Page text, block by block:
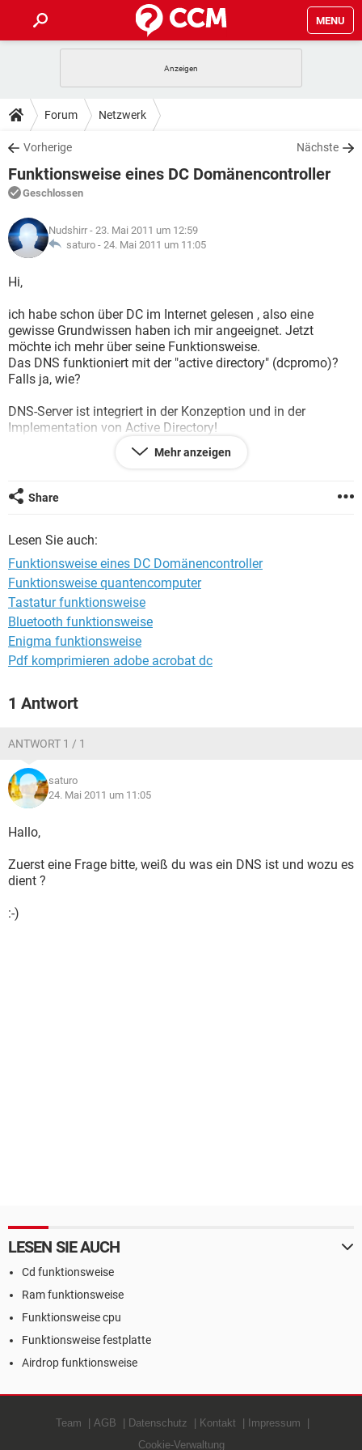
MENU
ANDROID
WINDOWS 10
WHATSAPP TIKTOK
FACEBOOK
TIPPS & TRICKS
SPIELE
WINDOWS 10
WHATSAPP
FACEBOOK HARDWARE
DOWNLOADS
SPIELE STREAMING
ANDROID
WINDOWS 10 INSTAGRAM
WHATSAPP
FACEBOOK
FORUM
SPIELE
ANDROID IOS
FACEBOOK HARDWARE
LEXIKON
SPIELE
ANDROID
WINDOWS 10 INSTAGRAM
WHATSAPP TIKTOK
FACEBOOK HARDWARE
Forum Netzwerk
Vorherige Nächste
Funktionsweise eines DC Domänencontroller
Geschlossen
Nudshirr - 23. Mai 2011 um 12:59
saturo - 24. Mai 2011 um 11:05
Hi,
ich habe schon über DC im Internet gelesen , also eine
gewisse Grundwissen haben ich mir angeeignet. Jetzt
möchte ich mehr über seine Funktionsweise.
Das DNS funktioniert mit der "active directory" (dcpromo)?
Falls ja, wie?
DNS-Server ist integriert in der Konzeption und in der
Implementation von Active Directory!
Was bedeutet das? Wie kommunizieren sie mit einander?
Ich bitte Ihnen um einfache Erklärungen über die
Danke für Ihre Hilfe !!!
Mehr anzeigen
Share
Lesen Sie auch:
Funktionsweise eines DC Domänencontroller
Funktionsweise quantencomputer
Tastatur funktionsweise
Bluetooth funktionsweise
Enigma funktionsweise
Pdf komprimieren adobe acrobat dc
1 Antwort
ANTWORT 1 / 1
saturo
24. Mai 2011 um 11:05
Hallo,
Zuerst eine Frage bitte, weiß du was ein DNS ist und wozu es
dient ?
:-)
LESEN SIE AUCH
Cd funktionsweise
Ram funktionsweise
Funktionsweise cpu
Funktionsweise festplatte
Airdrop funktionsweise
Team AGB Datenschutz Kontakt
Impressum
Cookie-Verwaltung